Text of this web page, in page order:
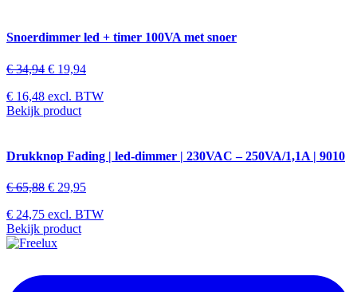
Snoerdimmer led + timer 100VA met snoer
€34,94 € 19,94
€ 16,48 excl. BTW
Bekijk product
Drukknop Fading | led-dimmer | 230VAC – 250VA/1,1A | 9010
€65,88 € 29,95
€ 24,75 excl. BTW
Bekijk product